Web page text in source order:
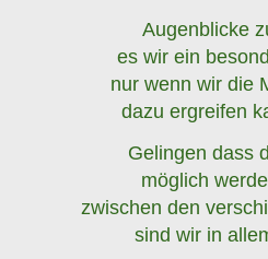
Augenblicke
es wir ein
nur wenn wir die
dazu ergreifen
Gelingen dass
möglich
zwischen den
sind wir in